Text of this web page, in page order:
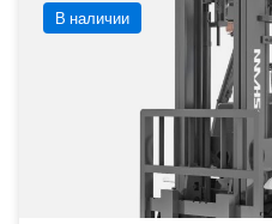
В наличии